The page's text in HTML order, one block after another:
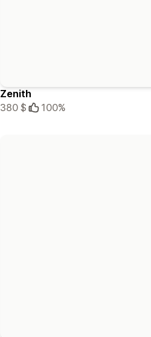
Zenith
380 $
100%